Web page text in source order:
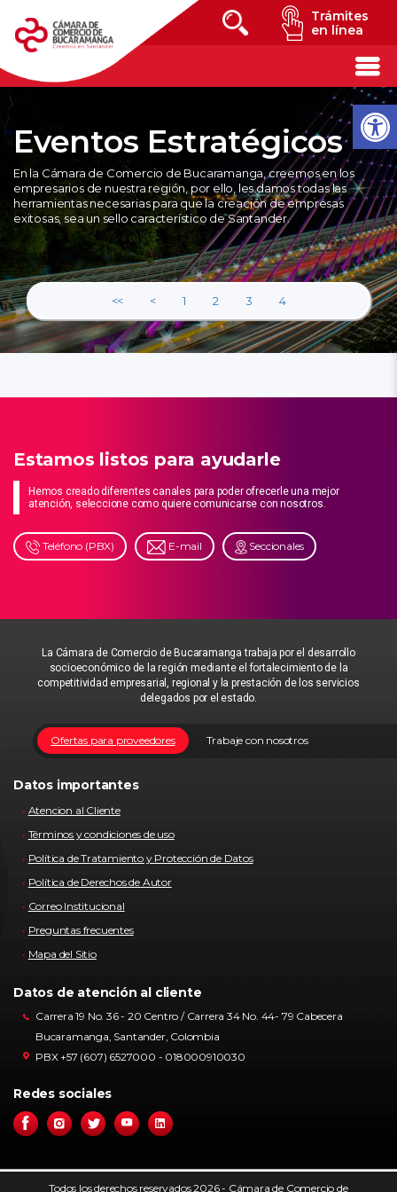
Trámites
en línea
Eventos Estratégicos
En la Cámara de Comercio de Bucaramanga, creemos en los
empresarios de nuestra región, por ello, les damos todas las
herramientas necesarias para que la creación de empresas
exitosas, sea un sello característico de Santander.
<< < 1 2 3 4
Estamos listos para ayudarle
Hemos creado diferentes canales para poder ofrecerle una mejor
atención, seleccione como quiere comunicarse con nosotros.
Teléfono (PBX) E-mail Seccionales
La Cámara de Comercio de Bucaramanga trabaja por el desarrollo
socioeconómico de la región mediante el fortalecimiento de la
competitividad empresarial, regional y la prestación de los servicios
delegados por el estado.
Trabaje con nosotros
Ofertas para proveedores
Datos importantes
Atencion al Cliente
Términos y condiciones de uso
Política de Tratamiento y Protección de Datos
Política de Derechos de Autor
Correo Institucional
Preguntas frecuentes
Mapa del Sitio
Datos de atención al cliente
Carrera 19 No. 36 - 20 Centro / Carrera 34 No. 44- 79 Cabecera
Bucaramanga, Santander, Colombia
PBX +57 (607) 6527000 - 018000910030
Redes sociales
Todos los derechos reservados 2026 - Cámara de Comercio de